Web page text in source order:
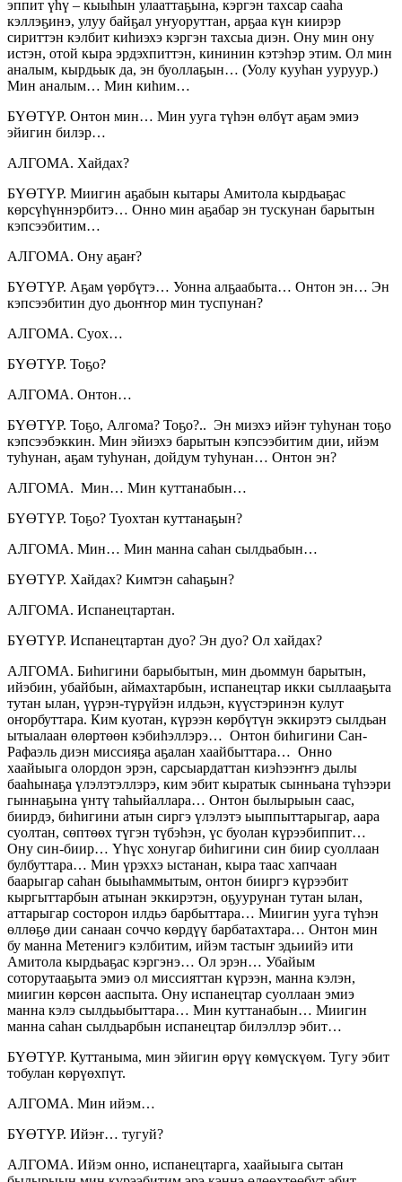
эппит үһү – кыыһын улааттаҕына, кэргэн тахсар сааһа
кэллэҕинэ, улуу байҕал уҥуоруттан, арҕаа күн киирэр
сириттэн кэлбит киһиэхэ кэргэн тахсыа диэн. Ону мин ону
истэн, отой кыра эрдэхпиттэн, кининин кэтэһэр этим. Ол мин
аналым, кырдьык да, эн буоллаҕын… (Уолу кууһан ууруур.)
Мин аналым… Мин киһим…
БҮӨТҮР. Онтон мин… Мин ууга түһэн өлбүт аҕам эмиэ
эйигин билэр…
АЛГОМА. Хайдах?
БҮӨТҮР. Миигин аҕабын кытары Амитола кырдьаҕас
көрсүһүннэрбитэ… Онно мин аҕабар эн тускунан барытын
кэпсээбитим…
АЛГОМА. Ону аҕаҥ?
БҮӨТҮР. Аҕам үөрбүтэ… Уонна алҕаабыта… Онтон эн… Эн
кэпсээбитин дуо дьоҥҥор мин туспунан?
АЛГОМА. Суох…
БҮӨТҮР. Тоҕо?
АЛГОМА. Онтон…
БҮӨТҮР. Тоҕо, Алгома? Тоҕо?.. Эн миэхэ ийэҥ туһунан тоҕо
кэпсээбэккин. Мин эйиэхэ барытын кэпсээбитим дии, ийэм
туһунан, аҕам туһунан, дойдум туһунан… Онтон эн?
АЛГОМА. Мин… Мин куттанабын…
БҮӨТҮР. Тоҕо? Туохтан куттанаҕын?
АЛГОМА. Мин… Мин манна саһан сылдьабын…
БҮӨТҮР. Хайдах? Кимтэн саһаҕын?
АЛГОМА. Испанецтартан.
БҮӨТҮР. Испанецтартан дуо? Эн дуо? Ол хайдах?
АЛГОМА. Биһигини барыбытын, мин дьоммун барытын,
ийэбин, убайбын, аймахтарбын, испанецтар икки сыллааҕыта
тутан ылан, үүрэн-түрүйэн илдьэн, күүстэринэн кулут
оҥорбуттара. Ким куотан, күрээн көрбүтүн эккирэтэ сылдьан
ытыалаан өлөртөөн кэбиһэллэрэ… Онтон биһигини Сан-
Рафаэль диэн миссияҕа аҕалан хаайбыттара… Онно
хаайыыга олордон эрэн, сарсыардаттан киэһээҥҥэ дылы
бааһынаҕа үлэлэтэллэрэ, ким эбит кыратык сынньана түһээри
гыннаҕына үнтү таһыйаллара… Онтон былырыын саас,
биирдэ, биһигини атын сиргэ үлэлэтэ ыыппыттарыгар, аара
суолтан, сөптөөх түгэн түбэһэн, үс буолан күрээбиппит…
Ону син-биир… Үһүс хонугар биһигини син биир суоллаан
булбуттара… Мин үрэххэ ыстанан, кыра таас хапчаан
баарыгар саһан быыһаммытым, онтон бииргэ күрээбит
кыргыттарбын атынан эккирэтэн, оҕуурунан тутан ылан,
аттарыгар состорон илдьэ барбыттара… Миигин ууга түһэн
өллөҕө дии санаан соччо көрдүү барбатахтара… Онтон мин
бу манна Метенигэ кэлбитим, ийэм тастыҥ эдьиийэ ити
Амитола кырдьаҕас кэргэнэ… Ол эрэн… Убайым
соторутааҕыта эмиэ ол миссияттан күрээн, манна кэлэн,
миигин көрсөн ааспыта. Ону испанецтар суоллаан эмиэ
манна кэлэ сылдьыбыттара… Мин куттанабын… Миигин
манна саһан сылдьарбын испанецтар билэллэр эбит…
БҮӨТҮР. Куттаныма, мин эйигин өрүү көмүскүөм. Тугу эбит
тобулан көрүөхпүт.
АЛГОМА. Мин ийэм…
БҮӨТҮР. Ийэҥ… тугуй?
АЛГОМА. Ийэм онно, испанецтарга, хаайыыга сытан